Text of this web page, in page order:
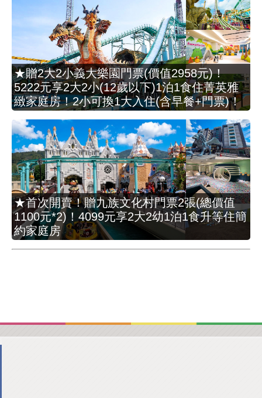
★贈2大2小義大樂園門票(價值2958元)！
5222元享2大2小(12歲以下)1泊1食住菁英雅
緻家庭房！2小可換1大入住(含早餐+門票)！
★首次開賣！贈九族文化村門票2張(總價值
1100元*2)！4099元享2大2幼1泊1食升等住簡
約家庭房